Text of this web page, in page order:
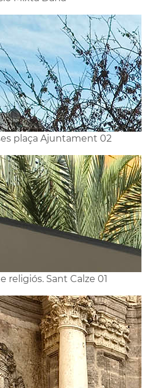
plaça Ajuntament 02
religiós. Sant Calze 01